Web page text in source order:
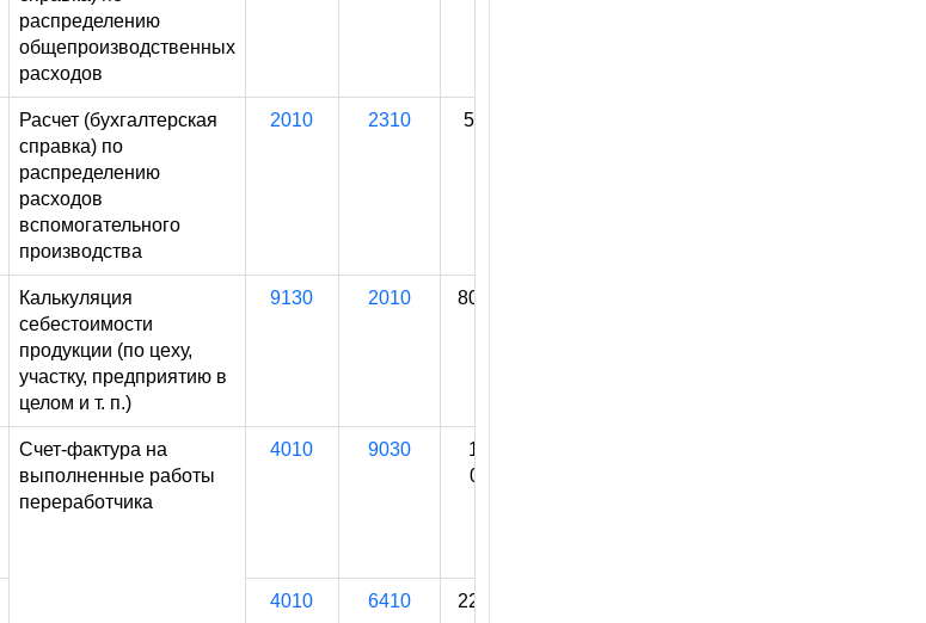
распределению
общепроизводственных
расходов
Расчет (бухгалтерская
справка) по
распределению
расходов
вспомогательного
производства
2010 2310 50 000
Калькуляция
себестоимости
продукции (по цеху,
участку, предприятию в
целом и т. п.)
9130 2010 808 780
Счет-фактура на
выполненные работы
переработчика
4010 9030
1 500
000**
4010 6410 225 000